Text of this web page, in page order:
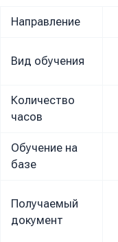
Направление
Вид обучения
Количество
часов
Обучение на
базе
Получаемый
документ